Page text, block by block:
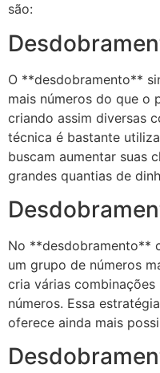
são:
O **desdobramento**
mais números do que o
criando assim diversas
técnica é bastante
buscam aumentar suas
grandes quantias de
No **desdobramento**
um grupo de números
cria várias
números. Essa
oferece ainda mais